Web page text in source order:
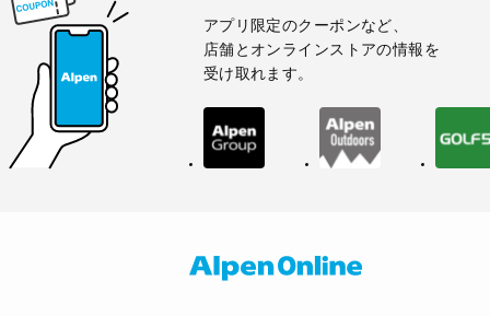
アプリ限定のクーポンなど、
店舗とオンラインストアの情報を
受け取れます。